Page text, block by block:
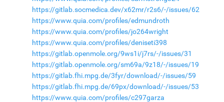
https://gitlab.socmedica.dev/x62mr/r2s6/-/issues/62
https://www.quia.com/profiles/edmundroth
https://www.quia.com/profiles/jo264wright
https://www.quia.com/profiles/deniseti398
https://gitlab.openmole.org/9ws1i/j7rs/-/issues/31
https://gitlab.openmole.org/sm69a/9z18/-/issues/19
https://gitlab.fhi.mpg.de/3fyr/download/-/issues/59
https://gitlab.fhi.mpg.de/69px/download/-/issues/53
https://www.quia.com/profiles/c297garza